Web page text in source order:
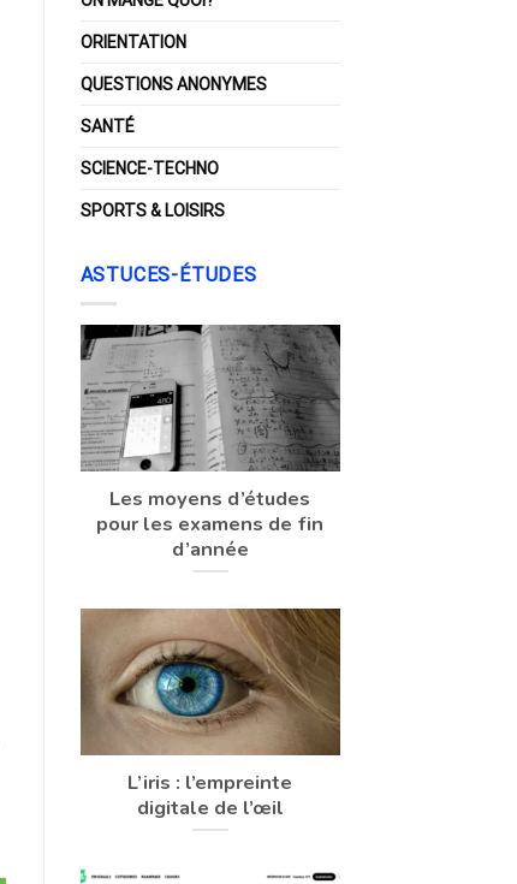
ORIENTATION
QUESTIONS ANONYMES
SANTÉ
SCIENCE-TECHNO
SPORTS & LOISIRS
ASTUCES-ÉTUDES
Les moyens d’études
pour les examens de fin
d’année
L’iris : l’empreinte
digitale de l’œil